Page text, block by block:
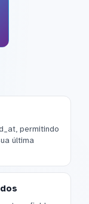
permitindo
última